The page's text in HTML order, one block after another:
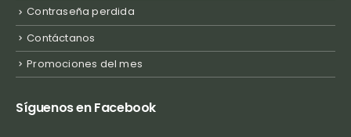
Contraseña perdida
Contáctanos
Promociones del mes
Síguenos en Facebook